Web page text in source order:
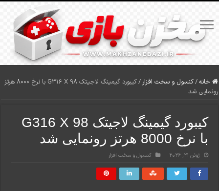
خانه/کنسول و سخت افزار/
کیبورد گیمینگ لاجیتک G316 X 98 با نرخ 8000 هرتز
رونمایی شد
کیبورد گیمینگ لاجیتک G316 X 98
با نرخ 8000 هرتز رونمایی شد
ژوئن 21, 2026 کنسول و سخت افزار